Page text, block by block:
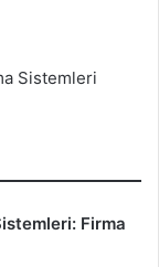
Sistemleri
Firma